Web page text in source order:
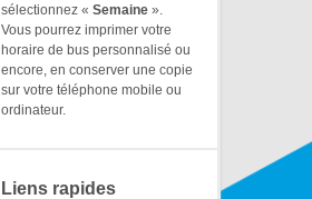
sélectionnez « Semaine ».
Vous pourrez imprimer votre
horaire de bus personnalisé ou
encore, en conserver une copie
sur votre téléphone mobile ou
ordinateur.
Liens rapides